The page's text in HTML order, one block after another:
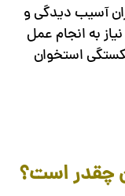
آسیب دیدگی و
به انجام عمل
استخوان
چقدر است؟